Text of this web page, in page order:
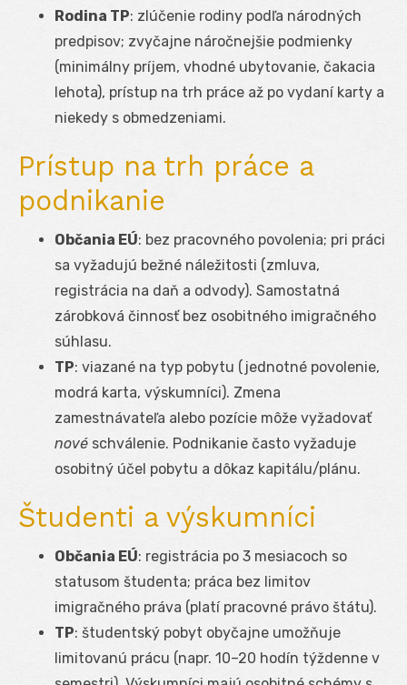
Rodina TP: zlúčenie rodiny podľa národných
predpisov; zvyčajne náročnejšie podmienky
(minimálny príjem, vhodné ubytovanie, čakacia
lehota), prístup na trh práce až po vydaní karty a
niekedy s obmedzeniami.
Prístup na trh práce a
podnikanie
Občania EÚ: bez pracovného povolenia; pri práci
sa vyžadujú bežné náležitosti (zmluva,
registrácia na daň a odvody). Samostatná
zárobková činnosť bez osobitného imigračného
súhlasu.
TP: viazané na typ pobytu (jednotné povolenie,
modrá karta, výskumníci). Zmena
zamestnávateľa alebo pozície môže vyžadovať
nové schválenie. Podnikanie často vyžaduje
osobitný účel pobytu a dôkaz kapitálu/plánu.
Študenti a výskumníci
Občania EÚ: registrácia po 3 mesiacoch so
statusom študenta; práca bez limitov
imigračného práva (platí pracovné právo štátu).
TP: študentský pobyt obyčajne umožňuje
limitovanú prácu (napr. 10–20 hodín týždenne v